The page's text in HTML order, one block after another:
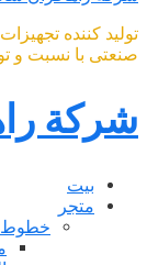
تولید کننده
صنعتی با نسبت و
شركة
بيت
متجر
خطوط